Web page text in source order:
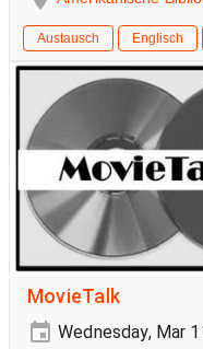
Austausch Englisch
MovieTalk
Wednesday, Mar